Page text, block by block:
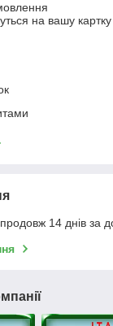
на вашу картку
14 днів за